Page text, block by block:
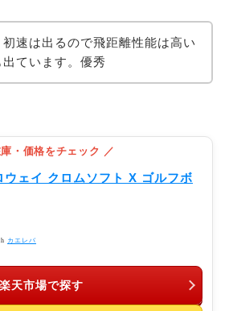
初速は出るので飛距離性能は高い
出ています。優秀
ウェイ クロムソフト X ゴルフボ
カエレバ
楽天市場で探す